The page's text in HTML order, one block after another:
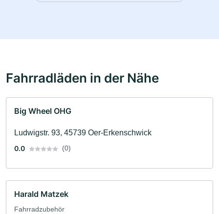
Fahrradläden in der Nähe
Big Wheel OHG
Ludwigstr. 93, 45739 Oer-Erkenschwick
0.0
(0)
Harald Matzek
Fahrradzubehör